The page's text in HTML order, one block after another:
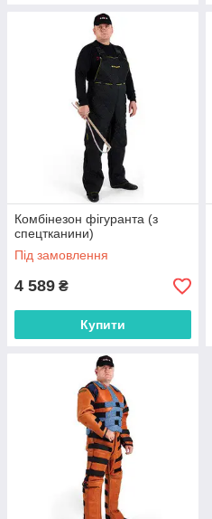
Комбінезон фігуранта (з
спецтканини)
Під замовлення
4 589 ₴
Купити